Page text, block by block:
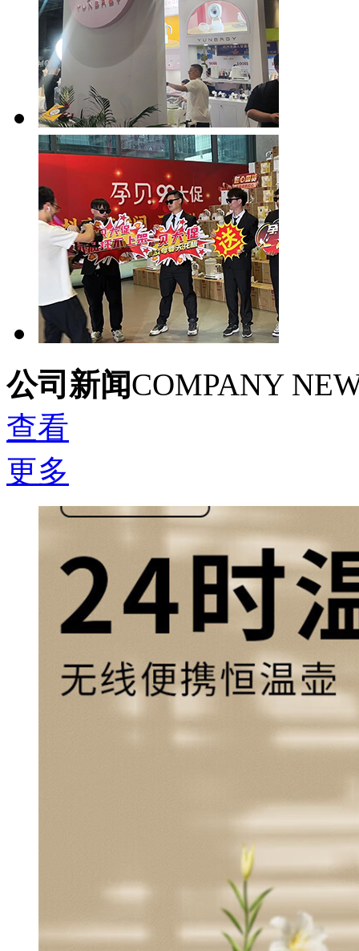
公司新闻COMPANY
查看
更多